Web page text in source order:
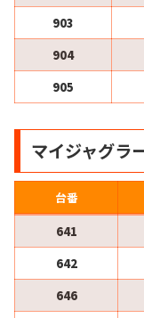
903
904
905
マイジャグラ
台番
641
642
646